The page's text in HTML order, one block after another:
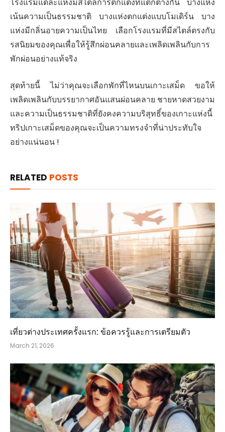
เน้นความเป็นธรรมชาติ บางแห่งตกแต่งแบบโมเดิร์น บาง
แห่งมีกลิ่นอายความเป็นไทย เลือกโรงแรมที่มีสไตล์ตรงกับ
รสนิยมของคุณเพื่อให้รู้สึกผ่อนคลายและเพลิดเพลินกับการ
พักผ่อนอย่างแท้จริง
สุดท้ายนี้ ไม่ว่าคุณจะเลือกพักที่ไหนบนเกาะเสม็ด ขอให้
เพลิดเพลินกับบรรยากาศอันแสนผ่อนคลาย ชายหาดสวยงาม
และความเป็นธรรมชาติที่ยังคงความบริสุทธิ์ของเกาะแห่งนี้
ทริปเกาะเสม็ดของคุณจะเป็นความทรงจำที่น่าประทับใจ
อย่างแน่นอน !
RELATED POSTS
เที่ยวต่างประเทศครั้งแรก: ข้อควรรู้และการเตรียมตัว
March 21, 2026